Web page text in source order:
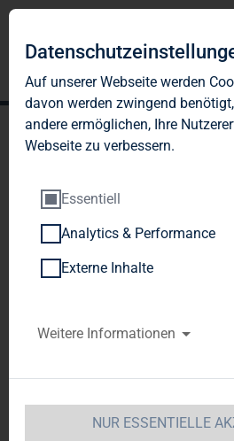
TAG Immobilien
Kündigung und
Rückzahlung der
g 2010/2015
Mio. bekannt
Auf unserer Webseite werden
davon werden zwingend
andere ermöglichen, Ihre
Webseite zu verbessern.
Essentiell
Analytics & Performance
Externe Inhalte
Weitere Informationen
NUR ESSENTIELLE